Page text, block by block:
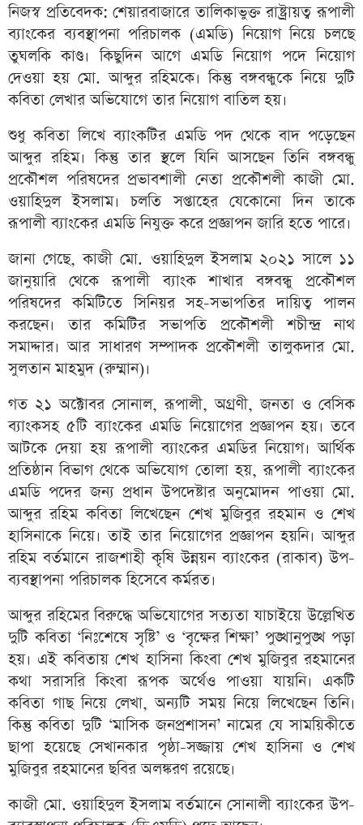
নিজস্ব প্রতিবেদক: শেয়ারবাজারে তালিকাভুক্ত রাষ্ট্রায়ত্ব রূপালী
ব্যাংকের ব্যবস্থাপনা পরিচালক (এমডি) নিয়োগ নিয়ে চলছে
তুঘলকি কাণ্ড। কিছুদিন আগে এমডি নিয়োগ পদে নিয়োগ
দেওয়া হয় মো. আব্দুর রহিমকে। কিন্তু বঙ্গবন্ধুকে নিয়ে দুটি
কবিতা লেখার অভিযোগে তার নিয়োগ বাতিল হয়।
শুধু কবিতা লিখে ব্যাংকটির এমডি পদ থেকে বাদ পড়েছেন
আব্দুর রহিম। কিন্তু তার স্থলে যিনি আসছেন তিনি বঙ্গবন্ধু
প্রকৌশল পরিষদের প্রভাবশালী নেতা প্রকৌশলী কাজী মো.
ওয়াহিদুল ইসলাম। চলতি সপ্তাহের যেকোনো দিন তাকে
রূপালী ব্যাংকের এমডি নিযুক্ত করে প্রজ্ঞাপন জারি হতে পারে।
জানা গেছে, কাজী মো. ওয়াহিদুল ইসলাম ২০২১ সালে ১১
জানুয়ারি থেকে রূপালী ব্যাংক শাখার বঙ্গবন্ধু প্রকৌশল
পরিষদের কমিটিতে সিনিয়র সহ-সভাপতির দায়িত্ব পালন
করছেন। তার কমিটির সভাপতি প্রকৌশলী শচীন্দ্র নাথ
সমাদ্দার। আর সাধারণ সম্পাদক প্রকৌশলী তালুকদার মো.
সুলতান মাহমুদ (রুম্মান)।
গত ২১ অক্টোবর সোনাল, রূপালী, অগ্রণী, জনতা ও বেসিক
ব্যাংকসহ ৫টি ব্যাংকের এমডি নিয়োগের প্রজ্ঞাপন হয়। তবে
আটকে দেয়া হয় রূপালী ব্যাংকের এমডির নিয়োগ। আর্থিক
প্রতিষ্ঠান বিভাগ থেকে অভিযোগ তোলা হয়, রূপালী ব্যাংকের
এমডি পদের জন্য প্রধান উপদেষ্টার অনুমোদন পাওয়া মো.
আব্দুর রহিম কবিতা লিখেছেন শেখ মুজিবুর রহমান ও শেখ
হাসিনাকে নিয়ে। তাই তার নিয়োগের প্রজ্ঞাপন হয়নি। আব্দুর
রহিম বর্তমানে রাজশাহী কৃষি উন্নয়ন ব্যাংকের (রাকাব) উপ-
ব্যবস্থাপনা পরিচালক হিসেবে কর্মরত।
আব্দুর রহিমের বিরুদ্ধে অভিযোগের সত্যতা যাচাইয়ে উল্লেখিত
দুটি কবিতা ‘নিঃশেষে সৃষ্টি’ ও ‘বৃক্ষের শিক্ষা’ পুঙ্খানুপুঙ্খ পড়া
হয়। এই কবিতায় শেখ হাসিনা কিংবা শেখ মুজিবুর রহমানের
কথা সরাসরি কিংবা রূপক অর্থেও পাওয়া যায়নি। একটি
কবিতা গাছ নিয়ে লেখা, অন্যটি সময় নিয়ে লিখেছেন তিনি।
কিন্তু কবিতা দুটি ‘মাসিক জনপ্রশাসন’ নামের যে সাময়িকীতে
ছাপা হয়েছে সেখানকার পৃষ্ঠা-সজ্জায় শেখ হাসিনা ও শেখ
মুজিবুর রহমানের ছবির অলঙ্করণ রয়েছে।
কাজী মো. ওয়াহিদুল ইসলাম বর্তমানে সোনালী ব্যাংকের উপ-